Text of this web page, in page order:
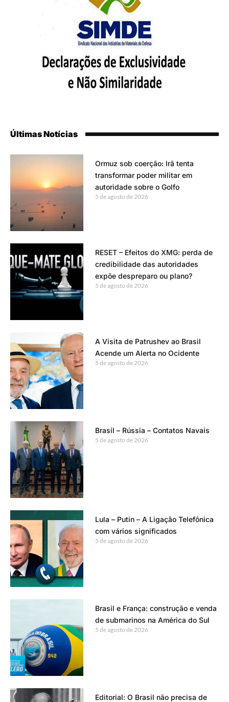
Últimas Notícias
Ormuz sob coerção: Irã tenta
transformar poder militar em
autoridade sobre o Golfo
5 de agosto de 2026
RESET – Efeitos do XMG: perda de
credibilidade das autoridades
expõe despreparo ou plano?
5 de agosto de 2026
A Visita de Patrushev ao Brasil
Acende um Alerta no Ocidente
5 de agosto de 2026
Brasil – Rússia – Contatos Navais
5 de agosto de 2026
Lula – Putin – A Ligação Telefônica
com vários significados
5 de agosto de 2026
Brasil e França: construção e venda
de submarinos na América do Sul
5 de agosto de 2026
Editorial: O Brasil não precisa de